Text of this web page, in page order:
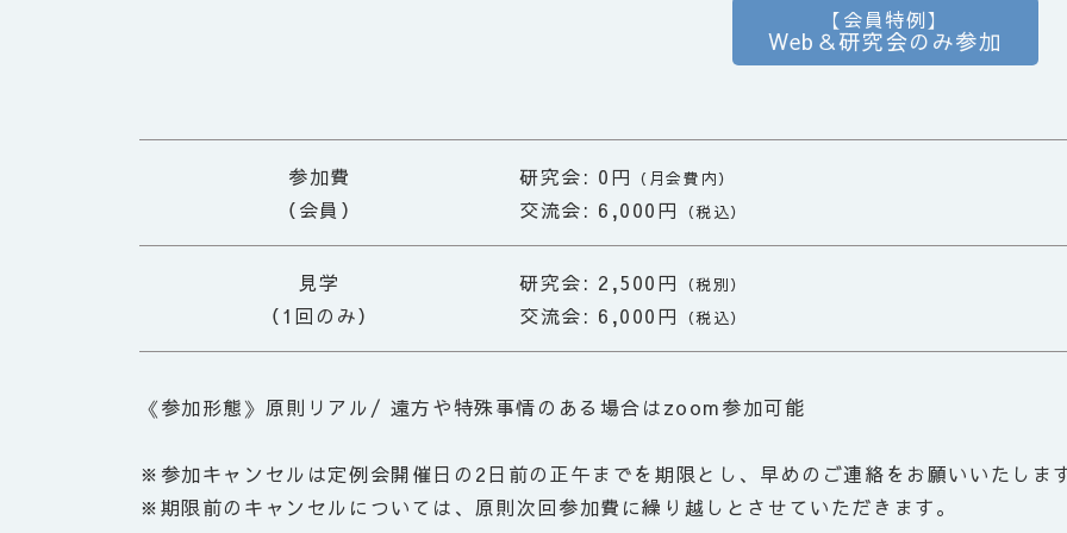
【会員特例】
Web＆研究会のみ参加
参加費
（会員）
研究会: 0円 （月会費内）
交流会: 6,000円 （税込）
見学
（1回のみ）
研究会: 2,500円 （税別）
交流会: 6,000円 （税込）
《参加形態》 原則 リアル/ 遠方や特殊事情のある場合はzoom参加可能
※参加キャンセルは定例会開催日の2日前の正午までを期限とし、早めのご連絡をお願いいたしま
※期限前のキャンセルについては、原則次回参加費に繰り越しとさせていただきます。